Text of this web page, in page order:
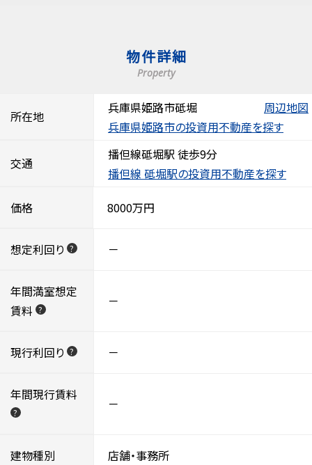
物件詳細
Property
所在地
兵庫県姫路市砥堀
周辺地図
兵庫県姫路市の投資用不動産を探す
交通
播但線砥堀駅 徒歩9分
播但線 砥堀駅の投資用不動産を探す
価格 8000万円
想定利回り ? －
年間満室想定
賃料 ? －
現行利回り ? －
年間現行賃料
? －
建物種別 店舗・事務所